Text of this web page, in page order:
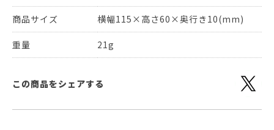
商品サイズ 横幅115×高さ60×奥行き10(mm)
重量 21g
この商品をシェアする